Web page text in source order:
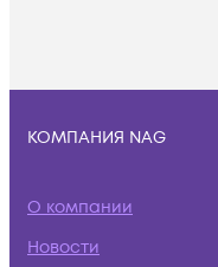
КОМПАНИЯ NAG
О компании
Новости